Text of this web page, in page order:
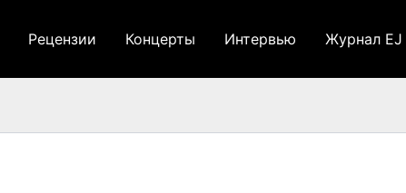
Рецензии Концерты Интервью Журнал EJ